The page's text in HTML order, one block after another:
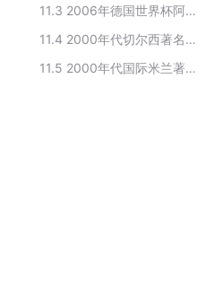
11.3
2006年德国世界杯阿根廷队阵容
11.4
2000年代切尔西著名球员
11.5
2000年代国际米兰著名球员